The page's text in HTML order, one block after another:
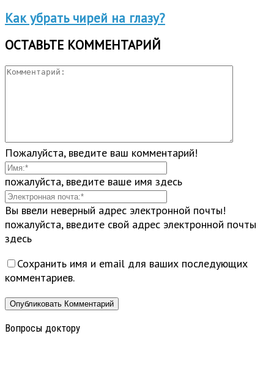
Как убрать чирей на глазу?
ОСТАВЬТЕ КОММЕНТАРИЙ
Пожалуйста, введите ваш комментарий!
пожалуйста, введите ваше имя здесь
Вы ввели неверный адрес электронной почты!
пожалуйста, введите свой адрес электронной почты
здесь
Сохранить имя и email для ваших последующих
комментариев.
Вопросы доктору